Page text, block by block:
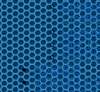
One To
Más
AGENDA